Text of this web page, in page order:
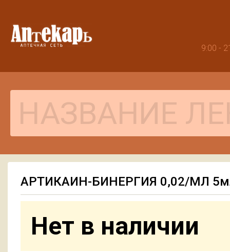
9:00 -
АРТИКАИН-БИНЕРГИЯ 0,02/МЛ
Нет в наличии